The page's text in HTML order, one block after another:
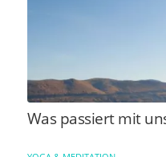
Was passiert mit